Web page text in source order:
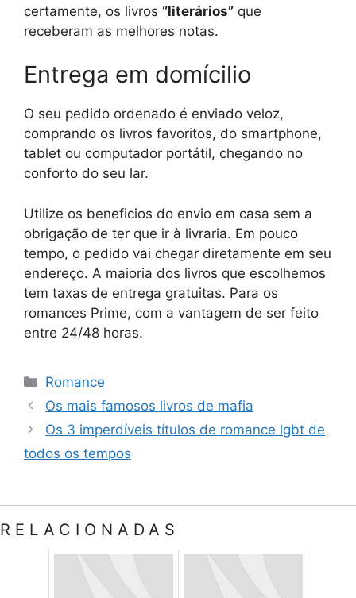
certamente, os livros “literários” que
receberam as melhores notas.
Entrega em domícilio
O seu pedido ordenado é enviado veloz,
comprando os livros favoritos, do smartphone,
tablet ou computador portátil, chegando no
conforto do seu lar.
Utilize os beneficios do envio em casa sem a
obrigação de ter que ir à livraria. Em pouco
tempo, o pedido vai chegar diretamente em seu
endereço. A maioria dos livros que escolhemos
tem taxas de entrega gratuitas. Para os
romances Prime, com a vantagem de ser feito
entre 24/48 horas.
Categorias
Romance
Os mais famosos livros de mafia
Os 3 imperdíveis títulos de romance lgbt de
todos os tempos
RELACIONADAS